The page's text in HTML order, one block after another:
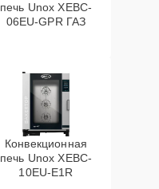
печь Unox XEBC-
06EU-GPR ГАЗ
Конвекционная
печь Unox XEBC-
10EU-E1R